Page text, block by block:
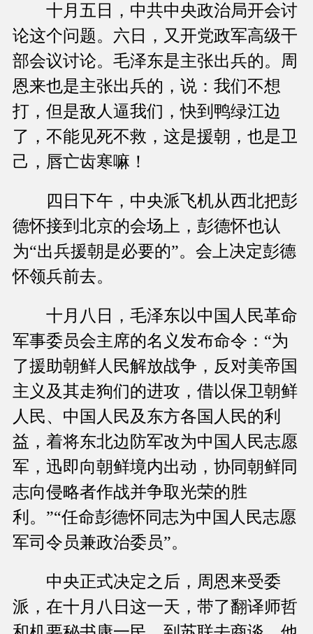
十月五日，中共中央政治局开会讨
论这个问题。六日，又开党政军高级干
部会议讨论。毛泽东是主张出兵的。周
恩来也是主张出兵的，说：我们不想
打，但是敌人逼我们，快到鸭绿江边
了，不能见死不救，这是援朝，也是卫
己，唇亡齿寒嘛！
四日下午，中央派飞机从西北把彭
德怀接到北京的会场上，彭德怀也认
为“出兵援朝是必要的”。会上决定彭德
怀领兵前去。
十月八日，毛泽东以中国人民革命
军事委员会主席的名义发布命令：“为
了援助朝鲜人民解放战争，反对美帝国
主义及其走狗们的进攻，借以保卫朝鲜
人民、中国人民及东方各国人民的利
益，着将东北边防军改为中国人民志愿
军，迅即向朝鲜境内出动，协同朝鲜同
志向侵略者作战并争取光荣的胜
利。”“任命彭德怀同志为中国人民志愿
军司令员兼政治委员”。
中央正式决定之后，周恩来受委
派，在十月八日这一天，带了翻译师哲